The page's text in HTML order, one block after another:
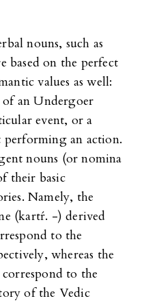
nouns, such as
based on the perfect
values as well:
of an Undergoer
event, or a
an action.
nouns (or nomina
their basic
Namely, the
(kartŕ. -) derived
to the
whereas the
to the
of the Vedic